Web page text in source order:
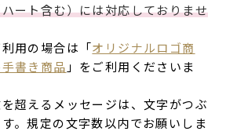
ート含む）には対応しておりませ
用の場合は「 オリジナルロゴ商
書き商品 」をご利用くださいま
超えるメッセージは、文字がつぶ
。規定の文字数以内でお願いしま